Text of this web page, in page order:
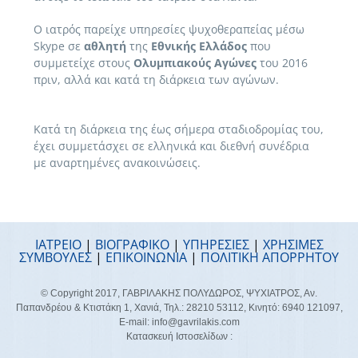
Ο ιατρός παρείχε υπηρεσίες ψυχοθεραπείας μέσω
Skype σε αθλητή της Εθνικής Ελλάδος που
συμμετείχε στους Ολυμπιακούς Αγώνες του 2016
πριν, αλλά και κατά τη διάρκεια των αγώνων.
Κατά τη διάρκεια της έως σήμερα σταδιοδρομίας του,
έχει συμμετάσχει σε ελληνικά και διεθνή συνέδρια
με αναρτημένες ανακοινώσεις.
ΙΑΤΡΕΙΟ| ΒΙΟΓΡΑΦΙΚΟ| ΥΠΗΡΕΣΙΕΣ| ΧΡΗΣΙΜΕΣ
ΣΥΜΒΟΥΛΕΣ | ΕΠΙΚΟΙΝΩΝΙΑ | ΠΟΛΙΤΙΚΗ ΑΠΟΡΡΗΤΟΥ
© Copyright 2017, ΓΑΒΡΙΛΑΚΗΣ ΠΟΛΥΔΩΡΟΣ, ΨΥΧΙΑΤΡΟΣ, Αν.
Παπανδρέου & Κτιστάκη 1, Χανιά, Τηλ.: 28210 53112, Κινητό: 6940 121097,
E-mail: info@gavrilakis.com
Κατασκευή Ιστοσελίδων :